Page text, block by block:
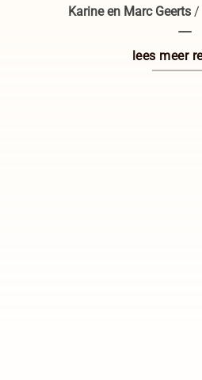
Karine en Marc Geerts /
----
lees meer